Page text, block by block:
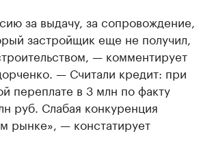
за выдачу, за сопровождение,
застройщик еще не получил,
— комментирует
— Считали кредит: при
переплате в 3 млн по факту
руб. Слабая конкуренция
рынке», — констатирует